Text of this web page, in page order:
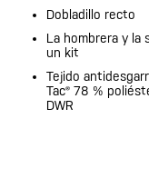
Dobladillo recto
La hombrera y la
un kit
Tejido
Tac® 78 %
DWR